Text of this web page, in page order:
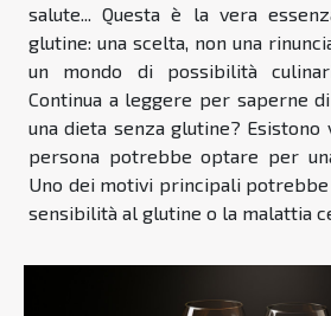
salute... Questa è la vera
glutine: una scelta, non una
un mondo di possibilità
Continua a leggere per saperne
una dieta senza glutine?
persona potrebbe optare per
Uno dei motivi principali
sensibilità al glutine o la malattia